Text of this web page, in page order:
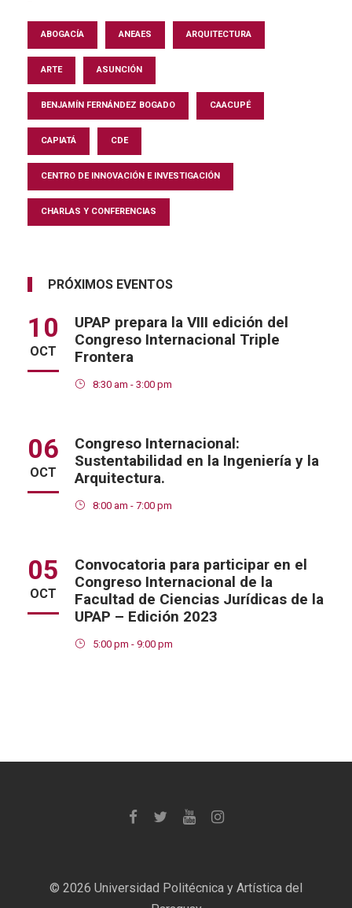
ABOGACÍA ANEAES ARQUITECTURA
ARTE ASUNCIÓN
BENJAMÍN FERNÁNDEZ BOGADO CAACUPÉ
CAPIATÁ CDE
CENTRO DE INNOVACIÓN E INVESTIGACIÓN
CHARLAS Y CONFERENCIAS
PRÓXIMOS EVENTOS
10
OCT
UPAP prepara la VIII edición del
Congreso Internacional Triple
Frontera
8:30 am - 3:00 pm
06
OCT
Congreso Internacional:
Sustentabilidad en la Ingeniería y la
Arquitectura.
8:00 am - 7:00 pm
05
OCT
Convocatoria para participar en el
Congreso Internacional de la
Facultad de Ciencias Jurídicas de la
UPAP – Edición 2023
5:00 pm - 9:00 pm
© 2026 Universidad Politécnica y Artística del